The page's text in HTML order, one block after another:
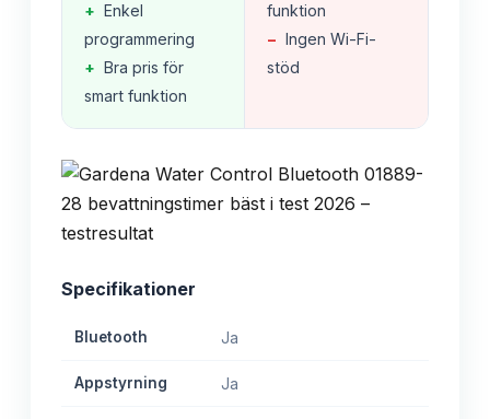
+ Enkel
programmering
+ Bra pris för
smart funktion
funktion
− Ingen Wi-Fi-
stöd
Specifikationer
Bluetooth Ja
Appstyrning Ja